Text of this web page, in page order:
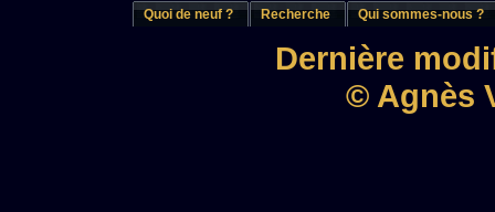
Quoi de neuf ? Recherche Qui sommes-nous ?
Dernière
© Agnès